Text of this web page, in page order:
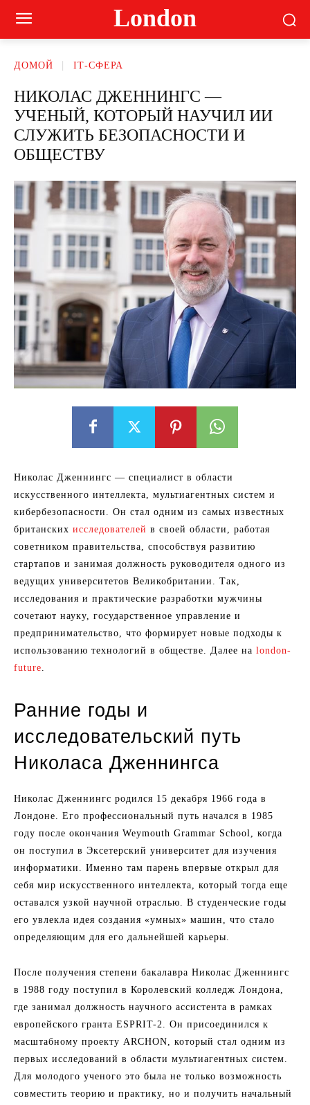
London
ДОМОЙ ІТ-СФЕРА
НИКОЛАС ДЖЕННИНГС —
УЧЕНЫЙ, КОТОРЫЙ НАУЧИЛ ИИ
СЛУЖИТЬ БЕЗОПАСНОСТИ И
ОБЩЕСТВУ
Николас Дженнингс — специалист в области
искусственного интеллекта, мультиагентных систем и
кибербезопасности. Он стал одним из самых известных
британских исследователей в своей области, работая
советником правительства, способствуя развитию
стартапов и занимая должность руководителя одного из
ведущих университетов Великобритании. Так,
исследования и практические разработки мужчины
сочетают науку, государственное управление и
предпринимательство, что формирует новые подходы к
использованию технологий в обществе. Далее на london-
future.
Ранние годы и
исследовательский путь
Николаса Дженнингса
Николас Дженнингс родился 15 декабря 1966 года в
Лондоне. Его профессиональный путь начался в 1985
году после окончания Weymouth Grammar School, когда
он поступил в Эксетерский университет для изучения
информатики. Именно там парень впервые открыл для
себя мир искусственного интеллекта, который тогда еще
оставался узкой научной отраслью. В студенческие годы
его увлекла идея создания «умных» машин, что стало
определяющим для его дальнейшей карьеры.
После получения степени бакалавра Николас Дженнингс
в 1988 году поступил в Королевский колледж Лондона,
где занимал должность научного ассистента в рамках
европейского гранта ESPRIT-2. Он присоединился к
масштабному проекту ARCHON, который стал одним из
первых исследований в области мультиагентных систем.
Для молодого ученого это была не только возможность
совместить теорию и практику, но и получить начальный